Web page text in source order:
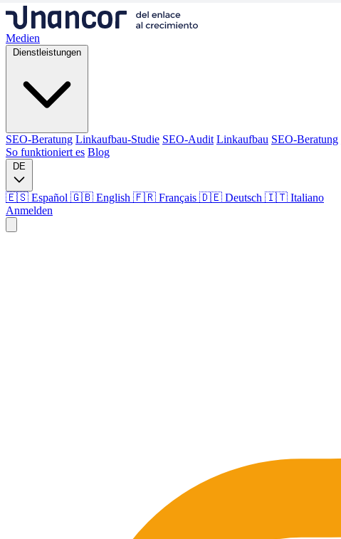
Medien
Dienstleistungen
SEO-Beratung Linkaufbau-Studie SEO-Audit Linkaufbau SEO-Beratung
So funktioniert es Blog
DE
🇪🇸 Español 🇬🇧 English 🇫🇷 Français 🇩🇪 Deutsch 🇮🇹 Italiano
Anmelden